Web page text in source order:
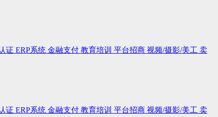
证 ERP系统 金融支付 教育培训 平台招商 视频/摄影/美工 卖
证 ERP系统 金融支付 教育培训 平台招商 视频/摄影/美工 卖